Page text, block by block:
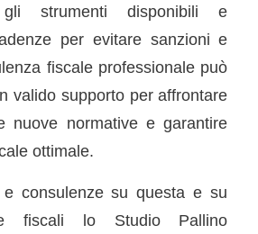
gli strumenti disponibili e
per evitare sanzioni e
fiscale professionale può
valido supporto per affrontare
nuove normative e garantire
ottimale.
e consulenze su questa e su
fiscali lo Studio Pallino